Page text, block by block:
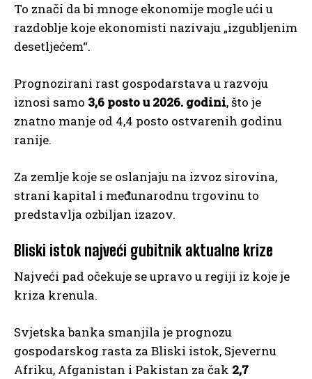
To znači da bi mnoge ekonomije mogle ući u
razdoblje koje ekonomisti nazivaju „izgubljenim
desetljećem“.
Prognozirani rast gospodarstava u razvoju
iznosi samo 3,6 posto u 2026. godini, što je
znatno manje od 4,4 posto ostvarenih godinu
ranije.
Za zemlje koje se oslanjaju na izvoz sirovina,
strani kapital i međunarodnu trgovinu to
predstavlja ozbiljan izazov.
Bliski istok najveći gubitnik aktualne krize
Najveći pad očekuje se upravo u regiji iz koje je
kriza krenula.
Svjetska banka smanjila je prognozu
gospodarskog rasta za Bliski istok, Sjevernu
Afriku, Afganistan i Pakistan za čak 2,7